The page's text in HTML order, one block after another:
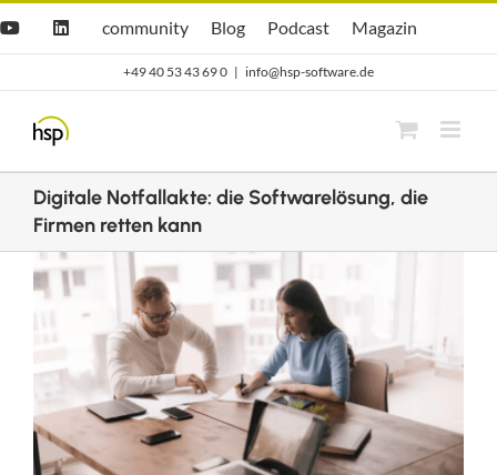
YouTubeLinkedIn
Hsp
community
community
hsp
Blog
Blog Opti.Cast
Podcast Opti.Mag
Magazin
+49 40 53 43 69 0 | info@hsp-software.de
Digitale Notfallakte: die Softwarelösung, die
Firmen retten kann
Zeige
grösseres